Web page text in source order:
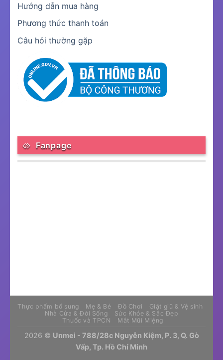
Hướng dẫn mua hàng
Phương thức thanh toán
Câu hỏi thường gặp
Fanpage
Thực phẩm bổ sung Mẹ & Bé Đồ Chơi
Giặt giũ & Vệ sinh
Nhà Cửa & Đời Sống
Sức Khỏe & Sắc Đẹp
Thuốc và TPCN
Mắt Mũi Miệng
2026 © Unmei - 788/28c Nguyễn Kiệm, P. 3, Q. Gò
Vấp, Tp. Hồ Chí Minh